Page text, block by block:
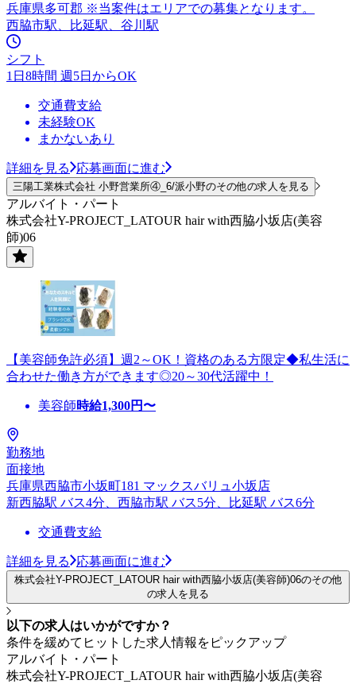
兵庫県多可郡 ※当案件はエリアでの募集となります。
西脇市駅、比延駅、谷川駅
シフト
1日8時間 週5日からOK
交通費支給
未経験OK
まかないあり
詳細を見る 応募画面に進む
三陽工業株式会社 小野営業所④_6/派小野のその他の求人を見る
アルバイト・パート
株式会社Y-PROJECT_LATOUR hair with西脇小坂店(美容
師)06
【美容師免許必須】週2～OK！資格のある方限定◆私生活に
合わせた働き方ができます◎20～30代活躍中！
美容師時給1,300円〜
勤務地
面接地
兵庫県西脇市小坂町181 マックスバリュ小坂店
新西脇駅 バス4分、西脇市駅 バス5分、比延駅 バス6分
交通費支給
詳細を見る 応募画面に進む
株式会社Y-PROJECT_LATOUR hair with西脇小坂店(美容師)06のその他
の求人を見る
以下の求人はいかがですか？
条件を緩めてヒットした求人情報をピックアップ
アルバイト・パート
株式会社Y-PROJECT_LATOUR hair with西脇小坂店(美容